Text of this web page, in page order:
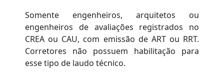
Somente engenheiros, arquitetos ou
engenheiros de avaliações registrados no
CREA ou CAU, com emissão de ART ou RRT.
Corretores não possuem habilitação para
esse tipo de laudo técnico.